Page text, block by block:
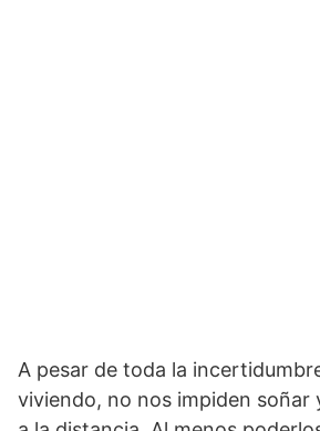
A pesar de toda la
viviendo, no nos impiden soñar